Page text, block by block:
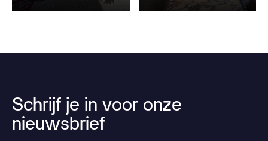
Schrijf je in voor onze
nieuwsbrief